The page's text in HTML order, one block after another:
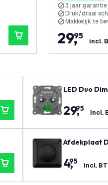
3 jaar garantie
Druk/draai
Makkelijk te
29,
95
incl.
LED Duo
29,
95 incl.
Afdekplaat
4,
95 incl.